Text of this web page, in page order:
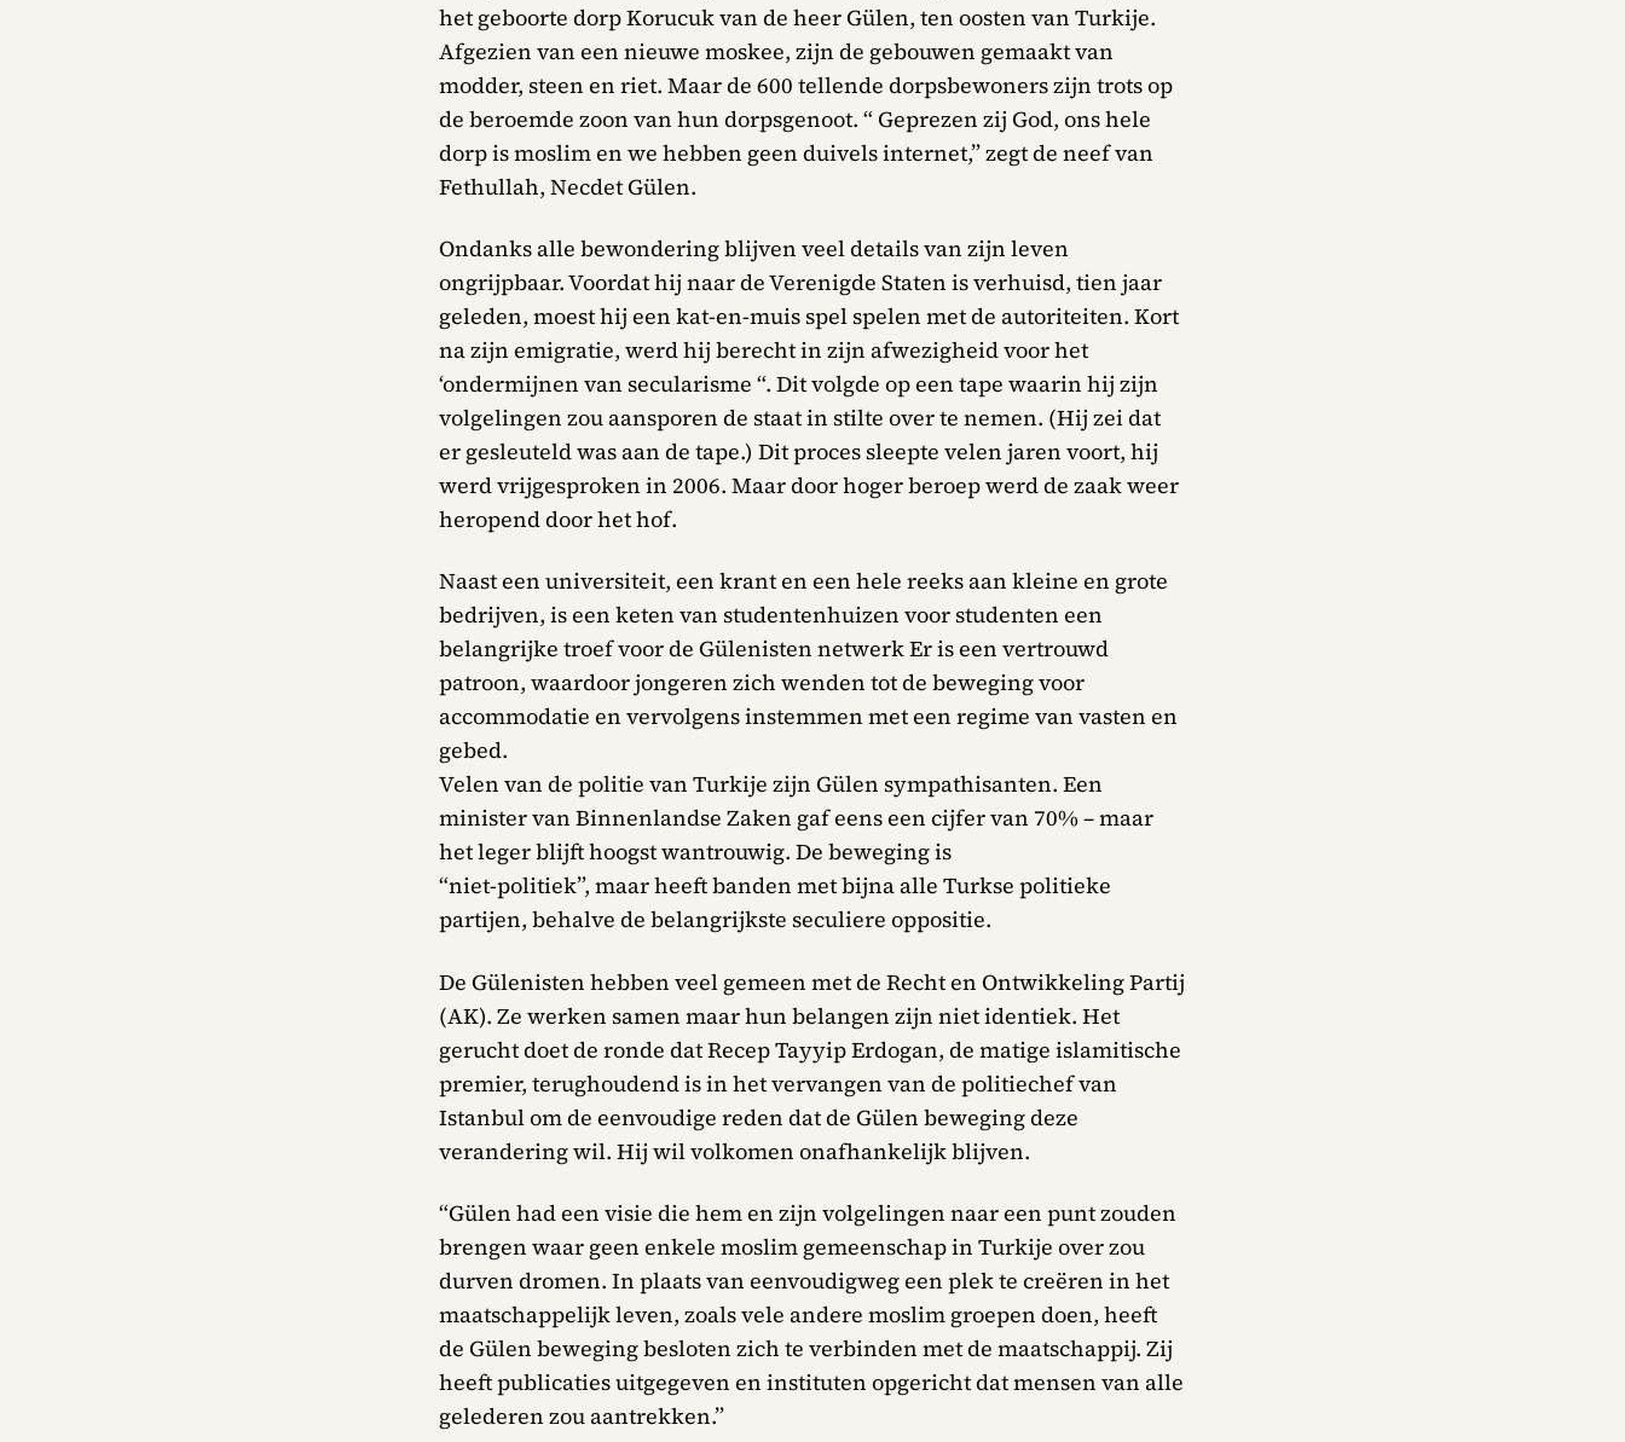
het geboorte dorp Korucuk van de heer Gülen, ten oosten van Turkije.
Afgezien van een nieuwe moskee, zijn de gebouwen gemaakt van
modder, steen en riet. Maar de 600 tellende dorpsbewoners zijn trots op
de beroemde zoon van hun dorpsgenoot. “ Geprezen zij God, ons hele
dorp is moslim en we hebben geen duivels internet,” zegt de neef van
Fethullah, Necdet Gülen.
Ondanks alle bewondering blijven veel details van zijn leven
ongrijpbaar. Voordat hij naar de Verenigde Staten is verhuisd, tien jaar
geleden, moest hij een kat-en-muis spel spelen met de autoriteiten. Kort
na zijn emigratie, werd hij berecht in zijn afwezigheid voor het
‘ondermijnen van secularisme “. Dit volgde op een tape waarin hij zijn
volgelingen zou aansporen de staat in stilte over te nemen. (Hij zei dat
er gesleuteld was aan de tape.) Dit proces sleepte velen jaren voort, hij
werd vrijgesproken in 2006. Maar door hoger beroep werd de zaak weer
heropend door het hof.
Naast een universiteit, een krant en een hele reeks aan kleine en grote
bedrijven, is een keten van studentenhuizen voor studenten een
belangrijke troef voor de Gülenisten netwerk Er is een vertrouwd
patroon, waardoor jongeren zich wenden tot de beweging voor
accommodatie en vervolgens instemmen met een regime van vasten en
gebed.
Velen van de politie van Turkije zijn Gülen sympathisanten. Een
minister van Binnenlandse Zaken gaf eens een cijfer van 70% – maar
het leger blijft hoogst wantrouwig. De beweging is
“niet-politiek”, maar heeft banden met bijna alle Turkse politieke
partijen, behalve de belangrijkste seculiere oppositie.
De Gülenisten hebben veel gemeen met de Recht en Ontwikkeling Partij
(AK). Ze werken samen maar hun belangen zijn niet identiek. Het
gerucht doet de ronde dat Recep Tayyip Erdogan, de matige islamitische
premier, terughoudend is in het vervangen van de politiechef van
Istanbul om de eenvoudige reden dat de Gülen beweging deze
verandering wil. Hij wil volkomen onafhankelijk blijven.
“Gülen had een visie die hem en zijn volgelingen naar een punt zouden
brengen waar geen enkele moslim gemeenschap in Turkije over zou
durven dromen. In plaats van eenvoudigweg een plek te creëren in het
maatschappelijk leven, zoals vele andere moslim groepen doen, heeft
de Gülen beweging besloten zich te verbinden met de maatschappij. Zij
heeft publicaties uitgegeven en instituten opgericht dat mensen van alle
gelederen zou aantrekken.”